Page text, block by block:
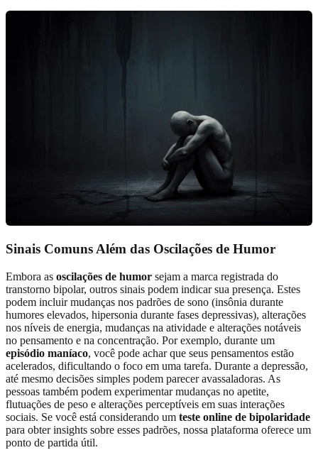
Sinais Comuns Além das Oscilações de Humor
Embora as oscilações de humor sejam a marca registrada do
transtorno bipolar, outros sinais podem indicar sua presença. Estes
podem incluir mudanças nos padrões de sono (insônia durante
humores elevados, hipersonia durante fases depressivas), alterações
nos níveis de energia, mudanças na atividade e alterações notáveis
no pensamento e na concentração. Por exemplo, durante um
episódio maníaco, você pode achar que seus pensamentos estão
acelerados, dificultando o foco em uma tarefa. Durante a depressão,
até mesmo decisões simples podem parecer avassaladoras. As
pessoas também podem experimentar mudanças no apetite,
flutuações de peso e alterações perceptíveis em suas interações
sociais. Se você está considerando um teste online de bipolaridade
para obter insights sobre esses padrões, nossa plataforma oferece um
ponto de partida útil.